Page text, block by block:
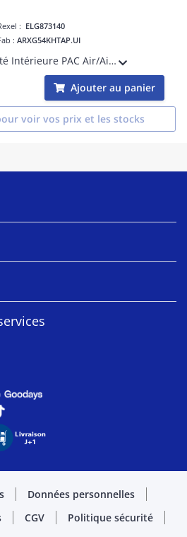
: ELG873140
:ARXG54KHTAP.UI
Unité Intérieure PAC Air/Air Gainable R32 - TAKAO KHTAP - 13400W - Dc inverter - Pompe de relevage - Pression statique réglable jusqu'à 200 pa - Télécommande filaire
Ajouter au panier
voir vos prix et les stocks
Données personnelles
CGV
Politique sécurité